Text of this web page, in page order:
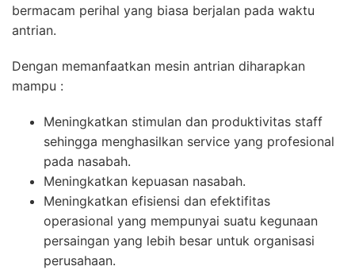
bermacam perihal yang biasa berjalan pada waktu
antrian.
Dengan memanfaatkan mesin antrian diharapkan
mampu :
Meningkatkan stimulan dan produktivitas staff
sehingga menghasilkan service yang profesional
pada nasabah.
Meningkatkan kepuasan nasabah.
Meningkatkan efisiensi dan efektifitas
operasional yang mempunyai suatu kegunaan
persaingan yang lebih besar untuk organisasi
perusahaan.